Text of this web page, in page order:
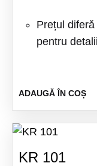
Prețul
pentru
ADAUGĂ ÎN COȘ
KR 101